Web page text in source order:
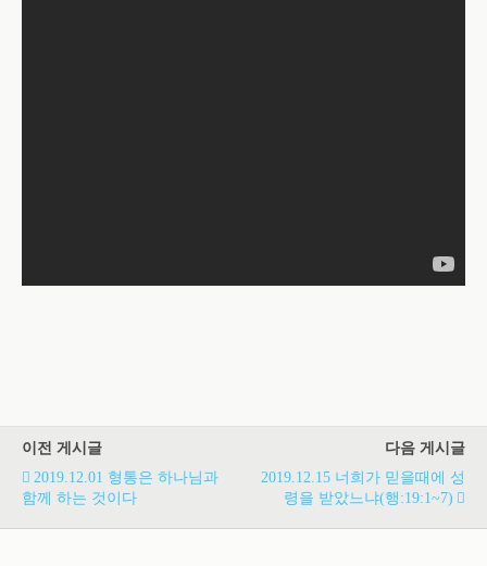
이전 게시글
2019.12.01 형통은 하나님과
함께 하는 것이다
다음 게시글
2019.12.15 너희가 믿을때에 성
령을 받았느냐(행:19:1~7)